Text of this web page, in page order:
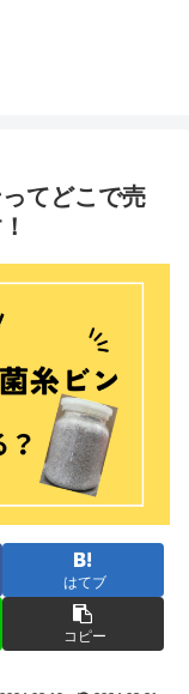
てどこで売
はてブ
コピー